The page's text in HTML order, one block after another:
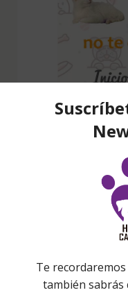
Configura nuestro Inicio
vez que entres a hacer
Amazon desde ahí, tu